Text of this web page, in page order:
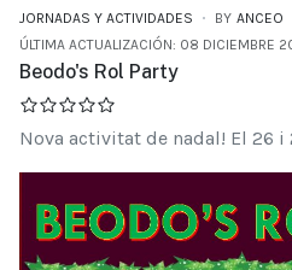
JORNADAS Y ACTIVIDADES BY ANCEO
ÚLTIMA ACTUALIZACIÓN: 08 DICIEMBRE
Beodo's Rol Party
Nova activitat de nadal! El 26 i